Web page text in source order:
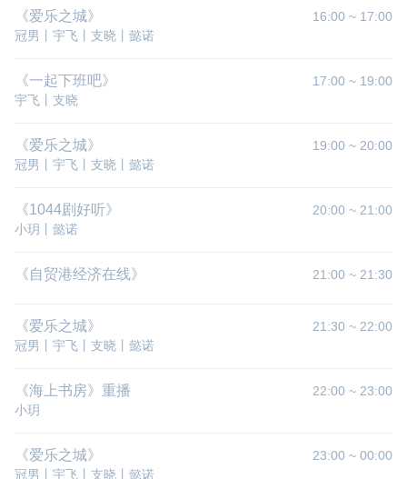
《爱乐之城》 16:00 ~ 17:00
冠男丨宇飞丨支晓丨懿诺
《一起下班吧》 17:00 ~ 19:00
宇飞丨支晓
《爱乐之城》 19:00 ~ 20:00
冠男丨宇飞丨支晓丨懿诺
《1044剧好听》 20:00 ~ 21:00
小玥丨懿诺
《自贸港经济在线》 21:00 ~ 21:30
《爱乐之城》 21:30 ~ 22:00
冠男丨宇飞丨支晓丨懿诺
《海上书房》重播 22:00 ~ 23:00
小玥
《爱乐之城》 23:00 ~ 00:00
冠男丨宇飞丨支晓丨懿诺